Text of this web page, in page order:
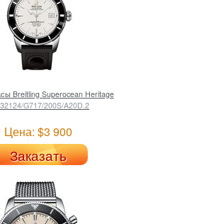
Breitling Superocean Heritage
G717/200S/A20D.2
Цена: $3 900
Заказать